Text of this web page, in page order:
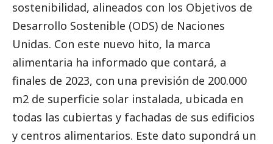
sostenibilidad, alineados con los Objetivos de
Desarrollo Sostenible (ODS) de Naciones
Unidas. Con este nuevo hito, la marca
alimentaria ha informado que contará, a
finales de 2023, con una previsión de 200.000
m2 de superficie solar instalada, ubicada en
todas las cubiertas y fachadas de sus edificios
y centros alimentarios. Este dato supondrá un